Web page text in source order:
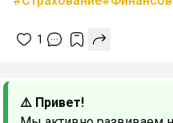
1
⚠️ Привет!